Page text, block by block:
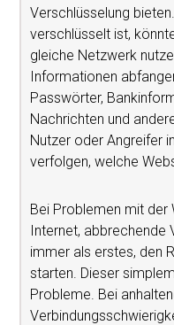
Verschlüsselung
verschlüsselt ist,
gleiche Netzwerk
Informationen
Passwörter,
Nachrichten und
Nutzer oder Angreifer
verfolgen, welche
Bei Problemen mit der
Internet, abbrechende
immer als erstes, den
starten. Dieser
Probleme. Bei